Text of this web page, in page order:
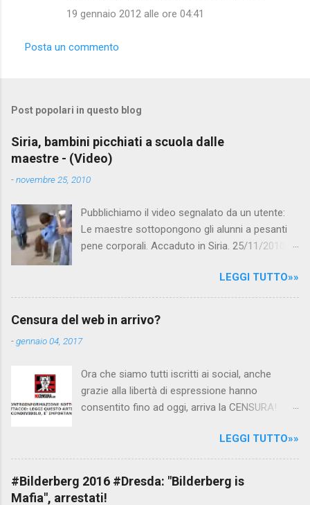
19 gennaio 2012 alle ore 04:41
Posta un commento
Post popolari in questo blog
Siria, bambini picchiati a scuola dalle
maestre - (Video)
-novembre 25, 2010
Pubblichiamo il video segnalato da un utente:
Le maestre sottopongono gli alunni a pesanti
pene corporali. Accaduto in Siria. 25/11/2010
Canale 5 "Forum" si è interessato al caso,
interpellando prontamente l'ambasciata siriana,
per fare luce sulla vicenda: è emerso che il
scuola. LEGGI IL SERVIZIO . staff
nocensura.com Condividi su Facebook
LEGGI TUTTO»»
Censura del web in arrivo?
-gennaio 04, 2017
Ora che siamo tutti iscritti ai social, anche
grazie alla libertà di espressione hanno
consentito fino ad oggi, arriva la CENSURA!
politica rispediti al mittente dai cittadini - perché
censurare avrebbe fatto perdere troppi
consensi ai vari governi - la CENSURA potrebbe
arrivare dall'Antitrust, ovvero l' Autorità garante
LEGGI TUTTO»»
#Bilderberg 2016 #Dresda: "Bilderberg is
Mafia", arrestati!